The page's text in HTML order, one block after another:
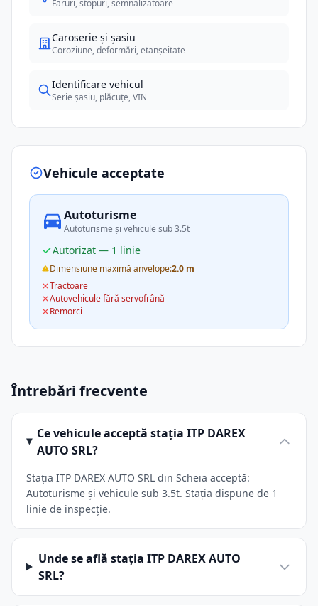
Faruri, stopuri, semnalizatoare
Caroserie și șasiu
Coroziune, deformări, etanșeitate
Identificare vehicul
Serie șasiu, plăcuțe, VIN
Vehicule acceptate
Autoturisme
Autoturisme și vehicule sub 3.5t
Autorizat — 1 linie
Dimensiune maximă anvelope:2.0 m
Tractoare
Autovehicule fără servofrână
Remorci
Întrebări frecvente
Ce vehicule acceptă stația ITP DAREX
AUTO SRL?
Stația ITP DAREX AUTO SRL din Scheia acceptă:
Autoturisme și vehicule sub 3.5t. Stația dispune de 1
linie de inspecție.
Unde se află stația ITP DAREX AUTO
SRL?